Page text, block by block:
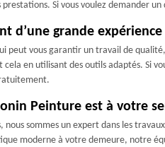
Si vous voulez demander un
d’une grande expérience
vous garantir un travail de
en utilisant des outils adaptés. Si
Peinture est à votre
sommes un expert dans les
moderne à votre demeure, notre